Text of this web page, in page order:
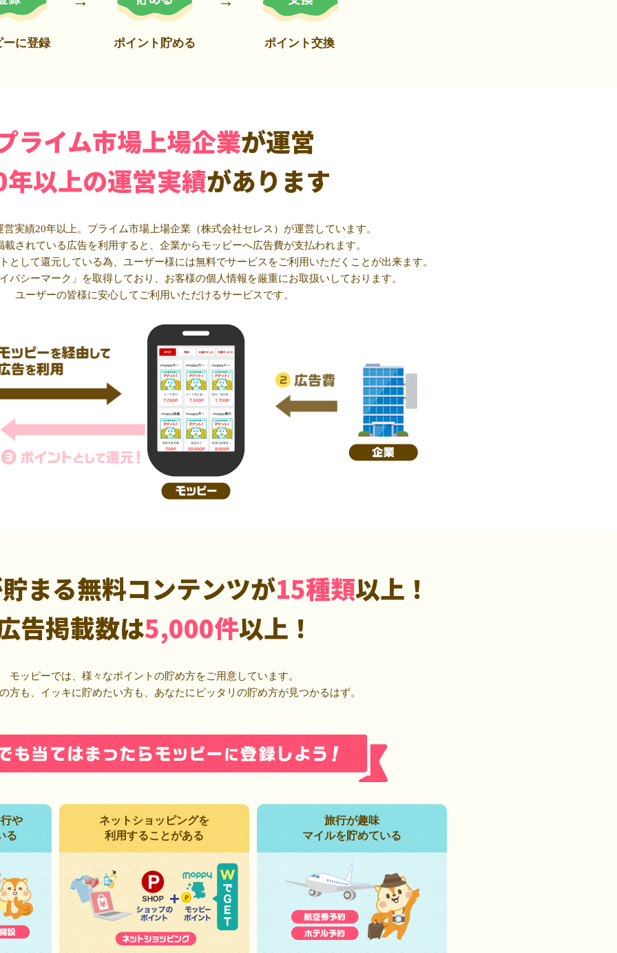
ーに登録 ポイント貯める ポイント交換
ライム市場上場企業が運営
以上の運営実績があります
実績20年以上。プライム市場上場企業（株式会社セレス）が運営しています。
載されている広告を利用すると、企業からモッピーへ広告費が支払われます。
として還元している為、ユーザー様には無料でサービスをご利用いただくことが出来ます。
バシーマーク」を取得しており、お客様の個人情報を厳重にお取扱いしております。
ユーザーの皆様に安心してご利用いただけるサービスです。
まる無料コンテンツが15種類以上！
告掲載数は5,000件以上！
モッピーでは、様々なポイントの貯め方をご用意しています。
方も、イッキに貯めたい方も、あなたにピッタリの貯め方が見つかるはず。
や
る
ネットショッピングを
利用することがある
旅行が趣味
マイルを貯めている